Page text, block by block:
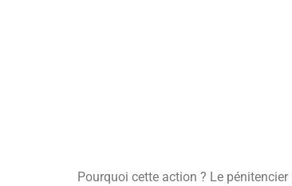
Pourquoi cette action ? Le